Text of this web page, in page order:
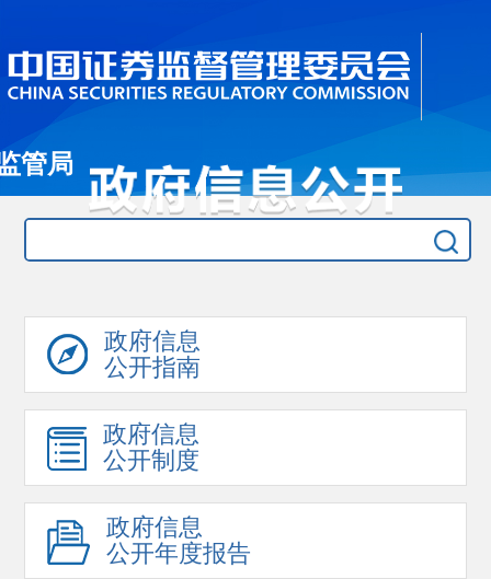
管局
政府信息
公开指南
政府信息
公开制度
政府信息
公开年度报告